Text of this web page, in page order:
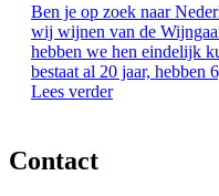
Ben je op zoek naar
wij wijnen van de
hebben we hen eindelijk
bestaat al 20 jaar, hebben
Lees verder
Contact